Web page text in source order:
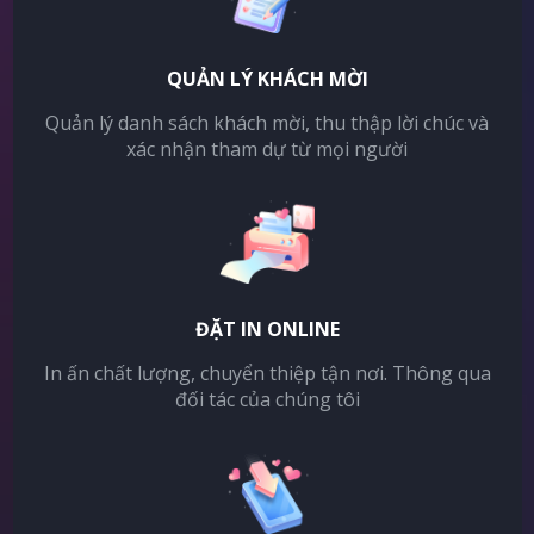
QUẢN LÝ KHÁCH MỜI
Quản lý danh sách khách mời, thu thập lời chúc và
xác nhận tham dự từ mọi người
ĐẶT IN ONLINE
In ấn chất lượng, chuyển thiệp tận nơi. Thông qua
đối tác của chúng tôi